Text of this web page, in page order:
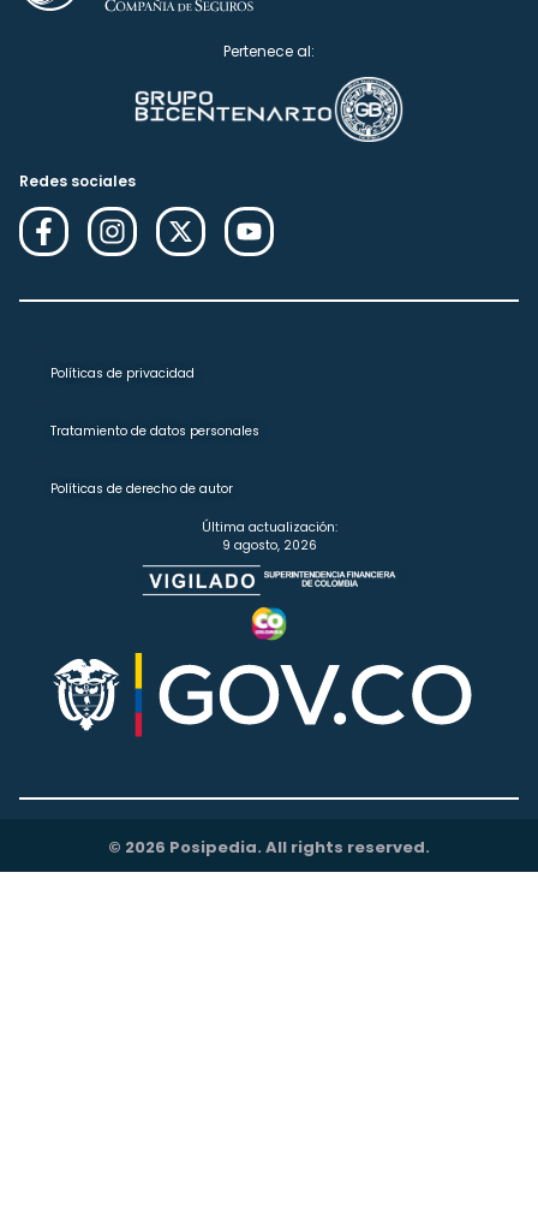
Pertenece al:
Redes sociales
Políticas de privacidad
Tratamiento de datos personales
Políticas de derecho de autor
Última actualización:
9 agosto, 2026
© 2026 Posipedia. All rights reserved.